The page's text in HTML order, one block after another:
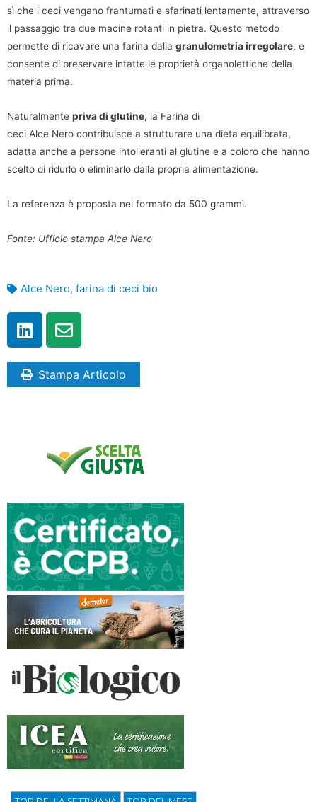
sì che i ceci vengano frantumati e sfarinati lentamente, attraverso
il passaggio tra due macine rotanti in pietra. Questo metodo
permette di ricavare una farina dalla granulometria irregolare, e
consente di preservare intatte le proprietà organolettiche della
materia prima.
Naturalmente priva di glutine, la Farina di
ceci Alce Nero contribuisce a strutturare una dieta equilibrata,
adatta anche a persone intolleranti al glutine e a coloro che hanno
scelto di ridurlo o eliminarlo dalla propria alimentazione.
La referenza è proposta nel formato da 500 grammi.
Fonte: Ufficio stampa Alce Nero
Alce Nero, farina di ceci bio
Stampa Articolo